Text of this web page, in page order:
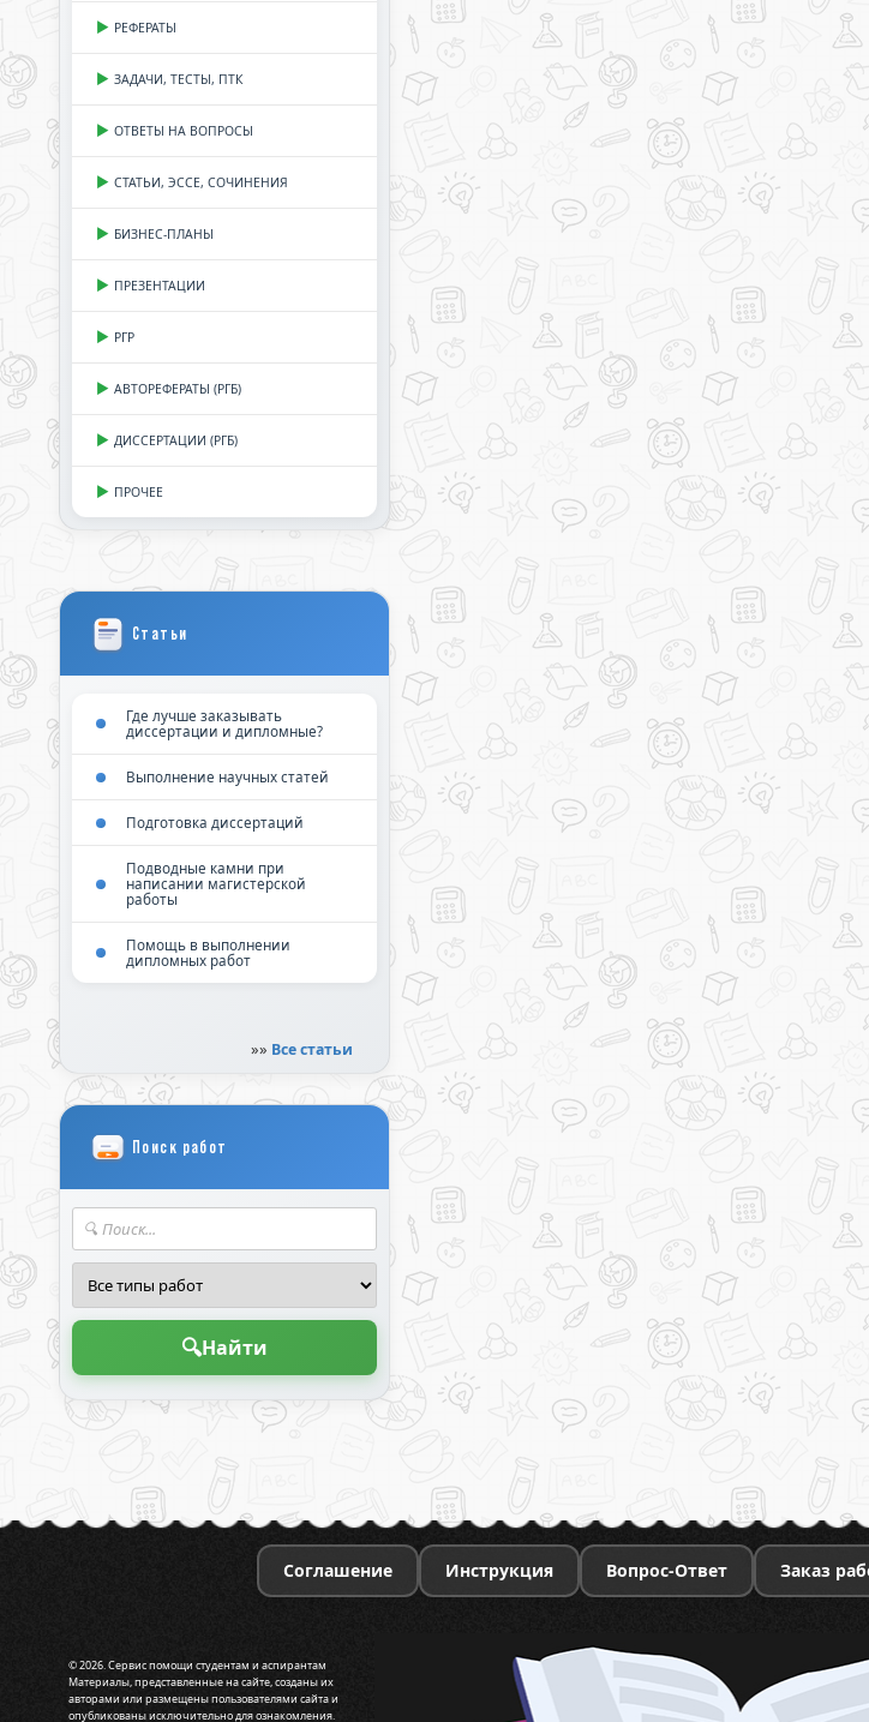
РЕФЕРАТЫ
ЗАДАЧИ, ТЕСТЫ, ПТК
ОТВЕТЫ НА ВОПРОСЫ
СТАТЬИ, ЭССЕ, СОЧИНЕНИЯ
БИЗНЕС-ПЛАНЫ
ПРЕЗЕНТАЦИИ
РГР
АВТОРЕФЕРАТЫ (РГБ)
ДИССЕРТАЦИИ (РГБ)
ПРОЧЕЕ
Статьи
Где лучше заказывать
диссертации и дипломные?
Выполнение научных статей
Подготовка диссертаций
Подводные камни при
написании магистерской
работы
Помощь в выполнении
дипломных работ
»» Все статьи
Поиск работ
🔍Найти
Соглашение Инструкция Вопрос-Ответ Заказ
© 2026. Сервис помощи студентам и аспирантам
Материалы, представленные на сайте, созданы их
авторами или размещены пользователями сайта и
опубликованы исключительно для ознакомления.